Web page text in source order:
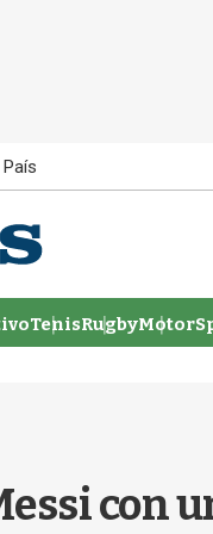
TenisRugby
con